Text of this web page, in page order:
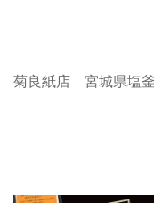
菊良紙店 宮城県塩